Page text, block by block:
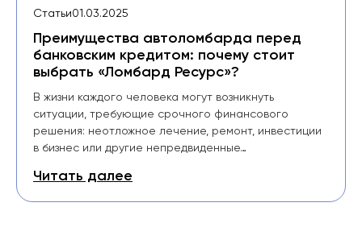
Статьи01.03.2025
Преимущества автоломбарда перед
банковским кредитом: почему стоит
выбрать «Ломбард Ресурс»?
В жизни каждого человека могут возникнуть
ситуации, требующие срочного финансового
решения: неотложное лечение, ремонт, инвестиции
в бизнес или другие непредвиденные…
Читать далее